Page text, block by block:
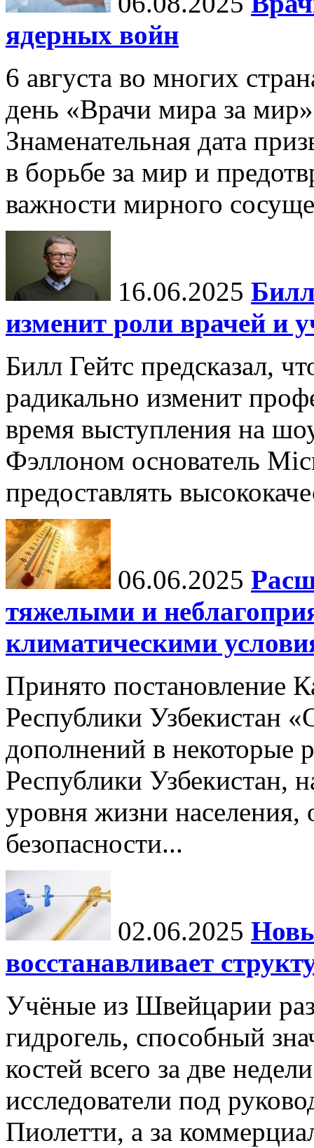
ядерных войн
6 августа во многих
день «Врачи мира за
Знаменательная дата
в борьбе за мир и
важности мирного
16.06.2025
изменит роли врачей и
Билл Гейтс предсказал,
радикально изменит
время выступления на
Фэллоном основатель
предоставлять
06.06.2025
тяжелыми и
климатическими
Принято постановление
Республики Узбекистан
дополнений в некоторые
Республики Узбекистан,
уровня жизни населения,
безопасности...
02.06.2025
восстанавливает
Учёные из Швейцарии
гидрогель, способный
костей всего за две
исследователи под
Пиолетти, а за